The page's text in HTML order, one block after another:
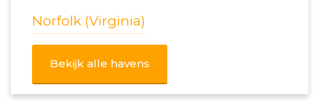
Norfolk (Virginia)
Bekijk alle havens